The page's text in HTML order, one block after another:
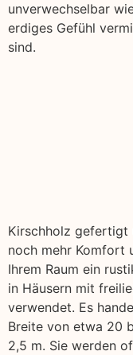
unverwechselbar
erdiges Gefühl
sind.
Kirschholz gefertigt
noch mehr Komfort
Ihrem Raum ein
in Häusern mit
verwendet. Es
Breite von etwa 20
2,5 m. Sie werden